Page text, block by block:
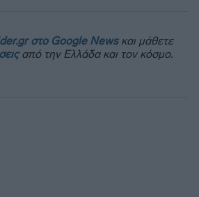
στο Google Newsκαι μάθετε
από την Ελλάδα και τον κόσμο.